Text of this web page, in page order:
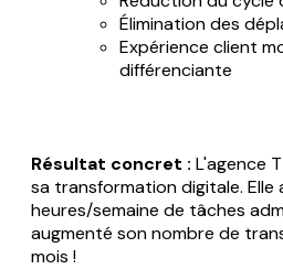
Élimination des
Expérience client
différenciante
Résultat concret : L'agence
sa transformation digitale. Elle
heures/semaine de tâches
augmenté son nombre de
mois !